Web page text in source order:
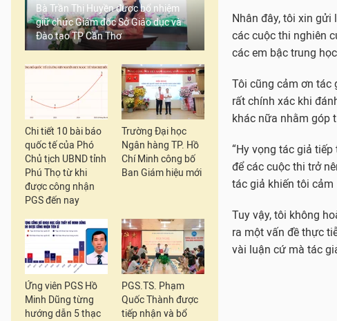
Bà Trần Thị Huyền được bổ nhiệm
giữ chức Giám đốc Sở Giáo dục và
Đào tạo TP Cần Thơ
Chi tiết 10 bài báo
quốc tế của Phó
Chủ tịch UBND tỉnh
Phú Thọ từ khi
được công nhận
PGS đến nay
Trường Đại học
Ngân hàng TP. Hồ
Chí Minh công bố
Ban Giám hiệu mới
Ứng viên PGS Hồ
Minh Dũng từng
hướng dẫn 5 thạc
PGS.TS. Phạm
Quốc Thành được
tiếp nhận và bổ
Nhân đây, tôi xin
các cuộc thi nghiên
các em bậc trung
Tôi cũng cảm ơn tác
rất chính xác khi
khác nữa nhằm góp
“Hy vọng tác giả
để các cuộc thi trở
tác giả khiến tôi cảm
Tuy vậy, tôi không
ra một vấn đề thực
vài luận cứ mà tác